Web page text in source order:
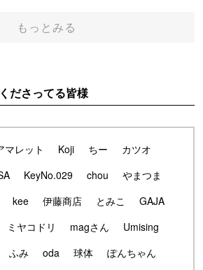
もっとみる
ださってる皆様
マレット Koji ちー
カツオ
KeyNo.029 chou
やまつま
kee 伊藤商店 とみこ
GAJA
ミヤコドリ magさん
Umising
ふみ oda 球体
ぽんちゃん